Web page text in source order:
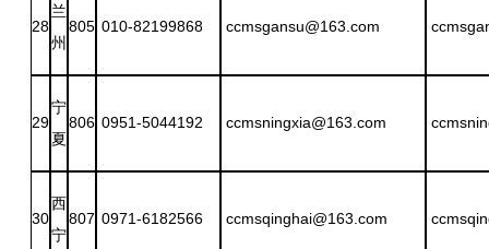
28
兰
州
805 010-82199868 ccmsgansu@163.com
29
宁
夏
806 0951-5044192 ccmsningxia@163.com
30
西
宁
807 0971-6182566 ccmsqinghai@163.com